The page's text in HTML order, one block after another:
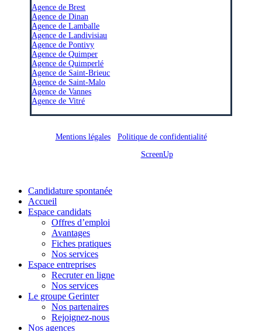
Agence de Brest
Agence de Dinan
Agence de Lamballe
Agence de Landivisiau
Agence de Pontivy
Agence de Quimper
Agence de Quimperlé
Agence de Saint-Brieuc
Agence de Saint-Malo
Agence de Vannes
Agence de Vitré
Mentions légales/ Politique de confidentialité
ScreenUp
Close
Menu
Candidature spontanée
Accueil
Espace candidats
Offres d’emploi
Avantages
Fiches pratiques
Nos services
Espace entreprises
Recruter en ligne
Nos services
Le groupe Gerinter
Nos partenaires
Rejoignez-nous
Nos agences